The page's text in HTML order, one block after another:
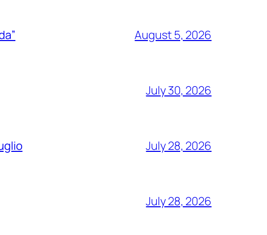
August 5, 2026
July 30, 2026
July 28, 2026
July 28, 2026